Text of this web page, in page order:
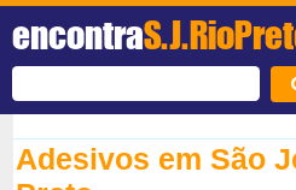
encontra
Adesivos em São